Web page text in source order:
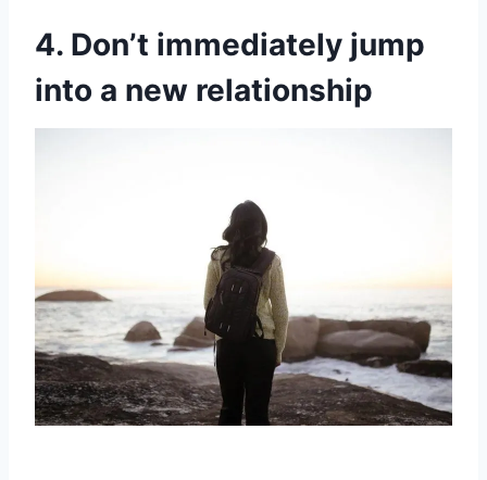
4. Don’t immediately jump
into a new relationship